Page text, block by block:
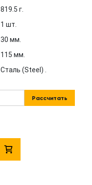
819.5 г.
1 шт.
30 мм.
115 мм.
Сталь (Steel) .
Рассчитать